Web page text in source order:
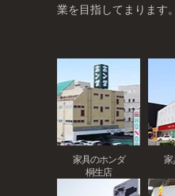
業を目指してまります。
家具のホンダ
桐生店
家